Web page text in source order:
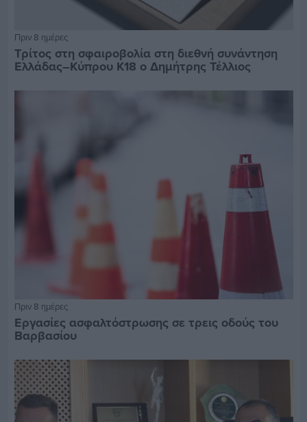
Πριν 8 ημέρες
Τρίτος στη σφαιροβολία στη διεθνή συνάντηση
Ελλάδας–Κύπρου Κ18 ο Δημήτρης Τέλλιος
Πριν 8 ημέρες
Εργασίες ασφαλτόστρωσης σε τρεις οδούς του
Βαρβασίου